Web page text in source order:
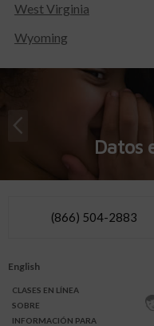
West Virginia
Wyoming
Datos
(866) 504-2883
English
CLASES EN LÍNEA
SOBRE
INFORMACIÓN PARA